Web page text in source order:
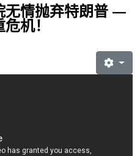
无情抛弃特朗普 —
机！